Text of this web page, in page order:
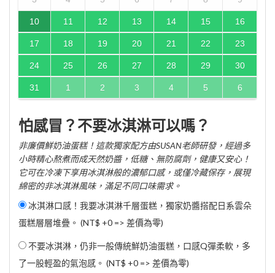
10 11 12 13 14 15 16
17 18 19 20 21 22 23
24 25 26 27 28 29 30
31 1 2 3 4 5 6
怕感冒？不要冰淇淋可以嗎？
非廉價鮮奶油蛋糕！這款獨家配方由SUSAN老師研發，經過多
小時精心熬煮而成天然奶醬，低糖、無防腐劑，健康又安心！
它可在冷凍下享用冰淇淋般的濃郁口感，或僅冷藏保存，展現
綿密的非冰淇淋風味，滿足不同口味需求。
冰淇淋口感！我要冰淇淋千層蛋糕，獨家奶醬搭配日系雲朵
蛋糕層層堆疊。 (NT$ +0 => 差價為零)
不要冰淇淋，仍非一般傳統鮮奶油蛋糕，口感Q彈柔軟，多
了一股輕盈的氣泡感。 (NT$ +0 => 差價為零)